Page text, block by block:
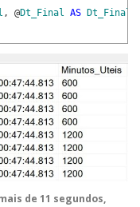
, @Dt_Final AS Dt_Final
de 11 segundos,